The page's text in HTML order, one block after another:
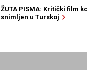
ŽUTA PISMA: Kritički film
snimljen u Turskoj